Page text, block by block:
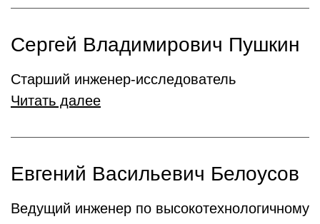
Сергей Владимирович Пушкин
Старший инженер-исследователь
Читать далее
Евгений Васильевич Белоусов
Ведущий инженер по высокотехнологичному